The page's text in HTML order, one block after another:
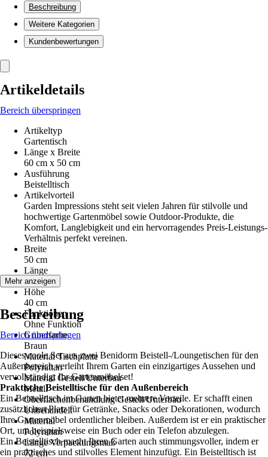
Beschreibung
Weitere Kategorien
Kundenbewertungen
Artikeldetails
Bereich überspringen
Artikeltyp
Gartentisch
Länge x Breite
60 cm x 50 cm
Ausführung
Beistelltisch
Artikelvorteil
Garden Impressions steht seit vielen Jahren für stilvolle und
hochwertige Gartenmöbel sowie Outdoor-Produkte, die
Komfort, Langlebigkeit und ein hervorragendes Preis-Leistungs-
Verhältnis perfekt vereinen.
Breite
50 cm
Länge
60 cm
Höhe
40 cm
Funktionen
Ohne Funktion
Grundfarbe
Braun
Material Tischplatte
Polyrattan
Material Gestell/Unterbau
Metall
Oberflächenbehandlung Gestell/Unterbau
Unbehandelt
Material
Polyrattan
Länge Verpackungsmaß
72 cm
Mehr anzeigen
Beschreibung
Bereich überspringen
Dieses coole Set aus zwei Benidorm Beistell-/Loungetischen für den
Außenbereich verleiht Ihrem Garten ein einzigartiges Aussehen und
vervollständigt Ihr Gartenmöbelset!
Praktische Beistelltische für den Außenbereich
Ein Beistelltisch im Garten bietet mehrere Vorteile. Er schafft einen
zusätzlichen Platz für Getränke, Snacks oder Dekorationen, wodurch
Ihre Gartenmöbel ordentlicher bleiben. Außerdem ist er ein praktischer
Ort, um beispielsweise ein Buch oder ein Telefon abzulegen.
Ein Beistelltisch macht Ihren Garten auch stimmungsvoller, indem er
ein praktisches und stilvolles Element hinzufügt. Ein Beistelltisch ist